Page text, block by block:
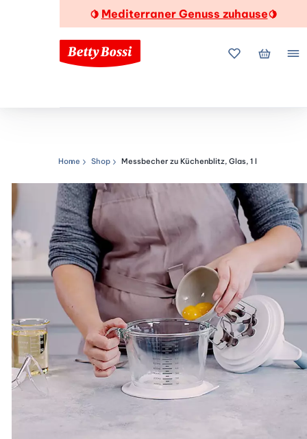
🍋 Mediterraner Genuss zuhause🍋
MeineMein
Navigationspfad
Home Shop Messbecher zu Küchenblitz, Glas, 1 l